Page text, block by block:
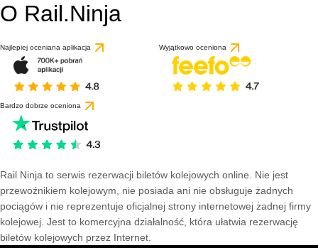
O Rail.Ninja
Najlepiej oceniana aplikacja Wyjątkowo oceniona
Bardzo dobrze oceniona
Rail Ninja to serwis rezerwacji biletów kolejowych online. Nie jest
przewoźnikiem kolejowym, nie posiada ani nie obsługuje żadnych
pociągów i nie reprezentuje oficjalnej strony internetowej żadnej firmy
kolejowej. Jest to komercyjna działalność, która ułatwia rezerwację
biletów kolejowych przez Internet.